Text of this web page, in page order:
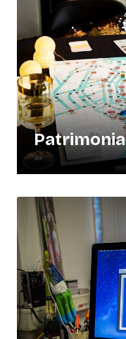
Patrimonia